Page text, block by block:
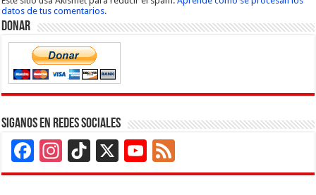
datos de tus comentarios.
Donar
Siganos en Redes Sociales
Facebook
Instagram
TikTok
X
YouTube
Channel